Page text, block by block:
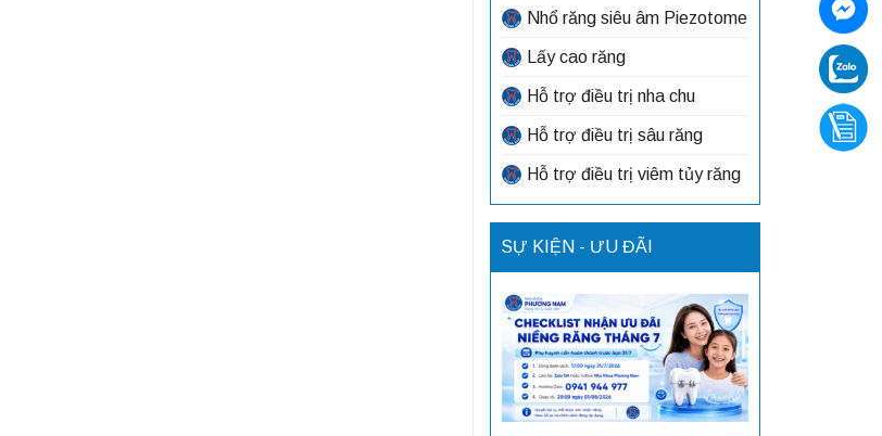
Nhổ răng siêu âm Piezotome
Lấy cao răng
Hỗ trợ điều trị nha chu
Hỗ trợ điều trị sâu răng
Hỗ trợ điều trị viêm tủy răng
SỰ KIỆN - ƯU ĐÃI